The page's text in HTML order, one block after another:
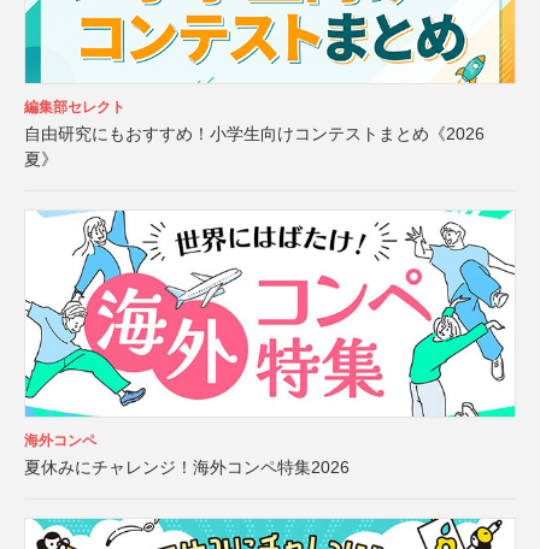
編集部セレクト
自由研究にもおすすめ！小学生向けコンテストまとめ《2026
夏》
海外コンペ
夏休みにチャレンジ！海外コンペ特集2026